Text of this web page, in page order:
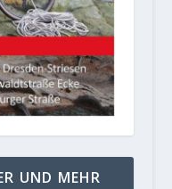
UND MEHR